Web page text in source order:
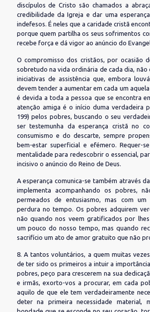
discípulos de Cristo são chamados a
credibilidade da Igreja e dar uma
indefesos. É neles que a caridade cristã
porque quem partilha os seus sofrimentos
recebe força e dá vigor ao anúncio do
O compromisso dos cristãos, por ocasião
sobretudo na vida ordinária de cada dia, não
iniciativas de assistência que, embora
devem tender a aumentar em cada um
é devida a toda a pessoa que se encontra
atenção amiga é o início duma verdadeira
199) pelos pobres, buscando o seu
ser testemunha da esperança cristã no
consumismo e do descarte, sempre
bem-estar superficial e efémero. Requer-
mentalidade para redescobrir o essencial,
incisivo o anúncio do Reino de Deus.
A esperança comunica-se também através
implementa acompanhando os pobres,
permeados de entusiasmo, mas com um
perdura no tempo. Os pobres adquirem
não quando nos veem gratificados por
um pouco do nosso tempo, mas quando
sacrifício um ato de amor gratuito que não
8. A tantos voluntários, a quem muitas
de ter sido os primeiros a intuir a
pobres, peço para crescerem na sua
e irmãs, exorto-vos a procurar, em cada
aquilo de que ele tem verdadeiramente
deter na primeira necessidade material,